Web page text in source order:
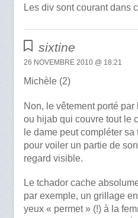
Les div sont courant dans
sixtine
26 NOVEMBRE 2010 @ 18:21
Michèle (2)
Non, le vêtement porté
ou hijab qui couvre tout le
le dame peut compléter
pour voiler un partie de
regard visible.
Le tchador cache
par exemple, un grillage
yeux « permet » (!) à la